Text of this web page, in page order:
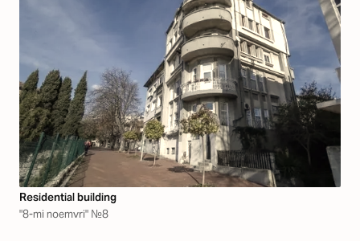
Residential building
"8-mi noemvri" №8